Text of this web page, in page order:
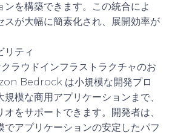
ンを構築できます。この統合によ
スが大幅に簡素化され、展開効率が
リティ
ラウドインフラストラクチャのお
Bedrock は小規模な開発プロ
規模な商用アプリケーションまで、
オをサポートできます。開発者は、
でアプリケーションの安定したパフ